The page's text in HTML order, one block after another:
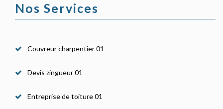
Nos Services
Couvreur charpentier 01
Devis zingueur 01
Entreprise de toiture 01